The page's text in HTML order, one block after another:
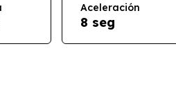
Aceleración
8 seg